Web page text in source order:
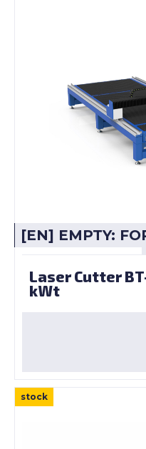
[EN] EMPTY:
Laser Cutter
kWt
stock